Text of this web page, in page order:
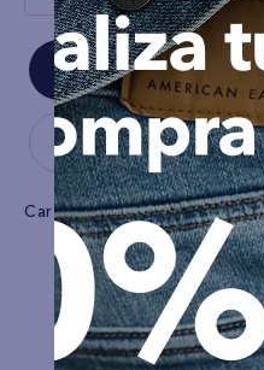
Características
Tela